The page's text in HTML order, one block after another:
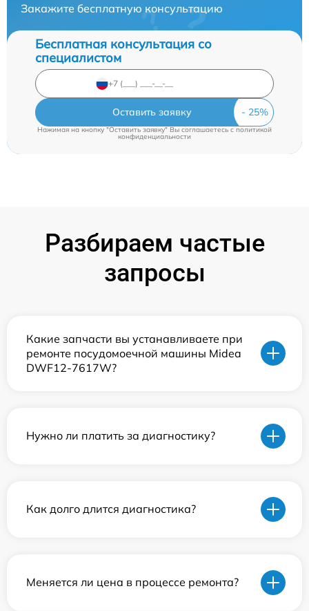
Закажите бесплатную консультацию
Бесплатная консультация со
специалистом
Оставить заявку
Нажимая на кнопку "Оставить заявку" Вы соглашаетесь cполитикой
конфиденциальности
Разбираем частые
запросы
Какие запчасти вы устанавливаете при
ремонте посудомоечной машины Midea
DWF12-7617W?
Нужно ли платить за диагностику?
Как долго длится диагностика?
Меняется ли цена в процессе ремонта?